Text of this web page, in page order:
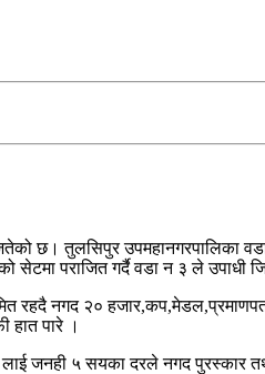
छ। तुलसिपुर उपमहानगरपालिका
पराजित गर्दै वडा न ३ ले उपाधी
रहदै नगद २०
हात पारे ।
जनही ५ सयका दरले नगद पुरस्कार